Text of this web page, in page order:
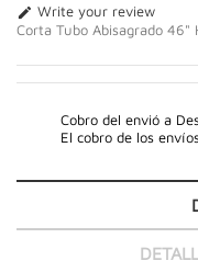
 Write your review
Corta Tubo Abisagrado 46"
Cobro del envió a
El cobro de los